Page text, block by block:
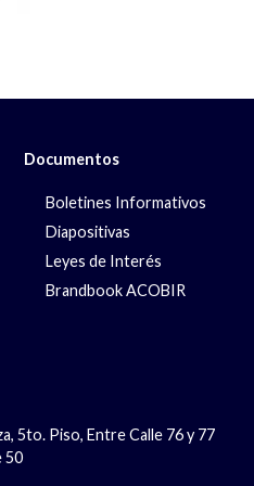
Documentos
Boletines Informativos
Diapositivas
Leyes de Interés
Brandbook ACOBIR
5to. Piso, Entre Calle 76 y 77
50